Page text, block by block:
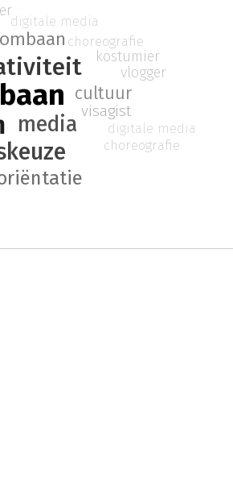
media
cultuur
visagist
digitale media
choreografie
kostumier
vlogger
digitale media
choreografie